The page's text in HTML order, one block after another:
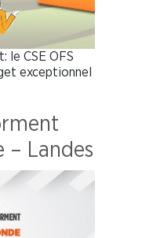
le CSE OFS
exceptionnel
– Landes